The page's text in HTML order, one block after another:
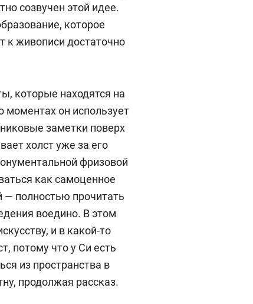
созвучен этой идее.
которое
к живописи достаточно
которые находятся на
моментах он использует
заметки поверх
холст уже за его
фризовой
как самоценное
— полностью прочитать
воедино. В этом
и в какой-то
потому что у Си есть
из пространства в
продолжая рассказ.